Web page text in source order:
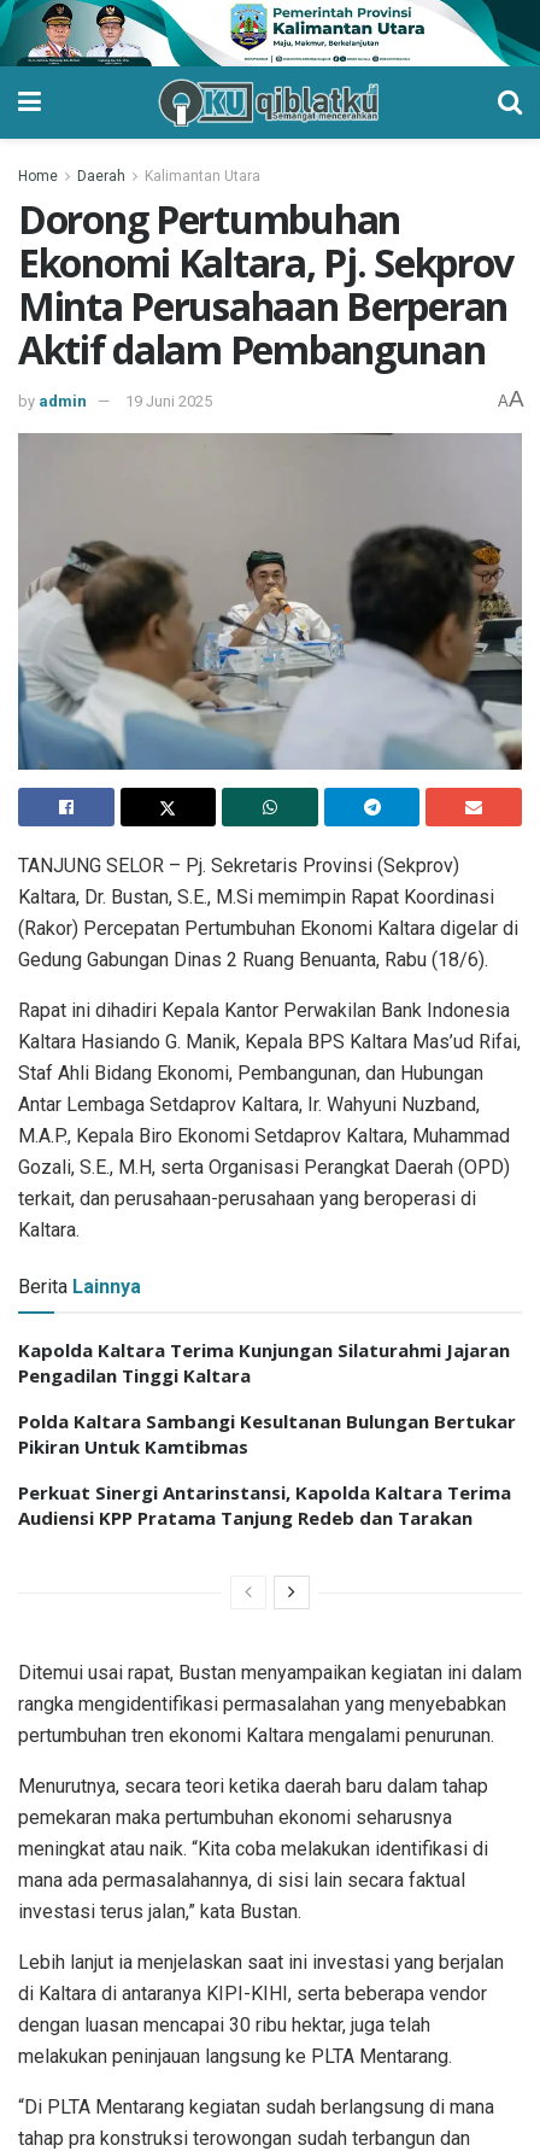
Home Daerah Kalimantan Utara
Dorong Pertumbuhan
Ekonomi Kaltara, Pj. Sekprov
Minta Perusahaan Berperan
Aktif dalam Pembangunan
by admin 19 Juni 2025 AA
TANJUNG SELOR – Pj. Sekretaris Provinsi (Sekprov)
Kaltara, Dr. Bustan, S.E., M.Si memimpin Rapat Koordinasi
(Rakor) Percepatan Pertumbuhan Ekonomi Kaltara digelar di
Gedung Gabungan Dinas 2 Ruang Benuanta, Rabu (18/6).
Rapat ini dihadiri Kepala Kantor Perwakilan Bank Indonesia
Kaltara Hasiando G. Manik, Kepala BPS Kaltara Mas’ud Rifai,
Staf Ahli Bidang Ekonomi, Pembangunan, dan Hubungan
Antar Lembaga Setdaprov Kaltara, Ir. Wahyuni Nuzband,
M.A.P., Kepala Biro Ekonomi Setdaprov Kaltara, Muhammad
Gozali, S.E., M.H, serta Organisasi Perangkat Daerah (OPD)
terkait, dan perusahaan-perusahaan yang beroperasi di
Kaltara.
Berita Lainnya
Kapolda Kaltara Terima Kunjungan Silaturahmi Jajaran
Pengadilan Tinggi Kaltara
Polda Kaltara Sambangi Kesultanan Bulungan Bertukar
Pikiran Untuk Kamtibmas
Perkuat Sinergi Antarinstansi, Kapolda Kaltara Terima
Audiensi KPP Pratama Tanjung Redeb dan Tarakan
Ditemui usai rapat, Bustan menyampaikan kegiatan ini dalam
rangka mengidentifikasi permasalahan yang menyebabkan
pertumbuhan tren ekonomi Kaltara mengalami penurunan.
Menurutnya, secara teori ketika daerah baru dalam tahap
pemekaran maka pertumbuhan ekonomi seharusnya
meningkat atau naik. “Kita coba melakukan identifikasi di
mana ada permasalahannya, di sisi lain secara faktual
investasi terus jalan,” kata Bustan.
Lebih lanjut ia menjelaskan saat ini investasi yang berjalan
di Kaltara di antaranya KIPI-KIHI, serta beberapa vendor
dengan luasan mencapai 30 ribu hektar, juga telah
melakukan peninjauan langsung ke PLTA Mentarang.
“Di PLTA Mentarang kegiatan sudah berlangsung di mana
tahap pra konstruksi terowongan sudah terbangun dan